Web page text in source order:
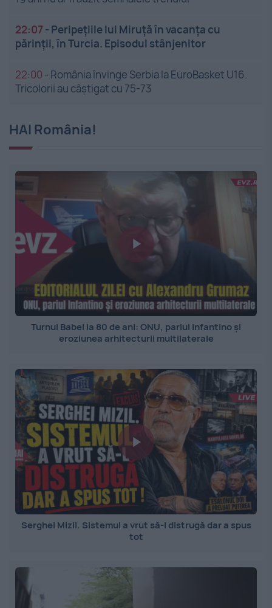
22:07 - Peripețiile lui Miruță în vacanța cu
părinții, în Turcia. Episodul stânjenitor
22:00 - România învinge Serbia la EuroBasket U16.
Tricolorii au câștigat cu 75-73
HAI România!
Turnul Babel la 80 de ani: ONU, pariul Infantino și
eroziunea arhitecturii multilaterale
Serghei Mizil. Sistemul a vrut să-l distrugă dar a spus
tot